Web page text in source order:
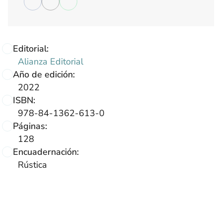
Editorial:
Alianza Editorial
Año de edición:
2022
ISBN:
978-84-1362-613-0
Páginas:
128
Encuadernación:
Rústica